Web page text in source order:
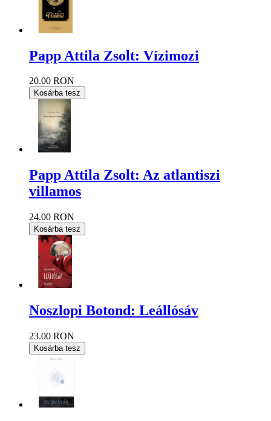
Papp Attila Zsolt: Vízimozi
20.00 RON
Kosárba tesz
Papp Attila Zsolt: Az atlantiszi
villamos
24.00 RON
Kosárba tesz
Noszlopi Botond: Leállósáv
23.00 RON
Kosárba tesz